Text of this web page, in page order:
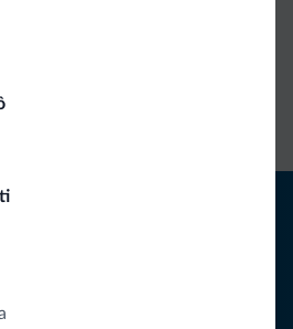
dalle Dolomiti
offerte esclusive e news per la tua